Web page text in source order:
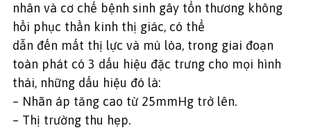
nhân và cơ chế bệnh sinh gây tổn thương không
hồi phục thần kinh thị giác, có thể
dẫn đến mất thị lực và mù lòa, trong giai đoạn
toàn phát có 3 dấu hiệu đặc trưng cho mọi hình
thái, những dấu hiệu đó là:
– Nhãn áp tăng cao từ 25mmHg trở lên.
– Thị trường thu hẹp.